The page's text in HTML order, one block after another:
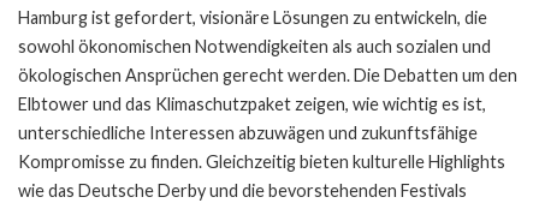
Hamburg ist gefordert, visionäre Lösungen zu entwickeln, die
sowohl ökonomischen Notwendigkeiten als auch sozialen und
ökologischen Ansprüchen gerecht werden. Die Debatten um den
Elbtower und das Klimaschutzpaket zeigen, wie wichtig es ist,
unterschiedliche Interessen abzuwägen und zukunftsfähige
Kompromisse zu finden. Gleichzeitig bieten kulturelle Highlights
wie das Deutsche Derby und die bevorstehenden Festivals